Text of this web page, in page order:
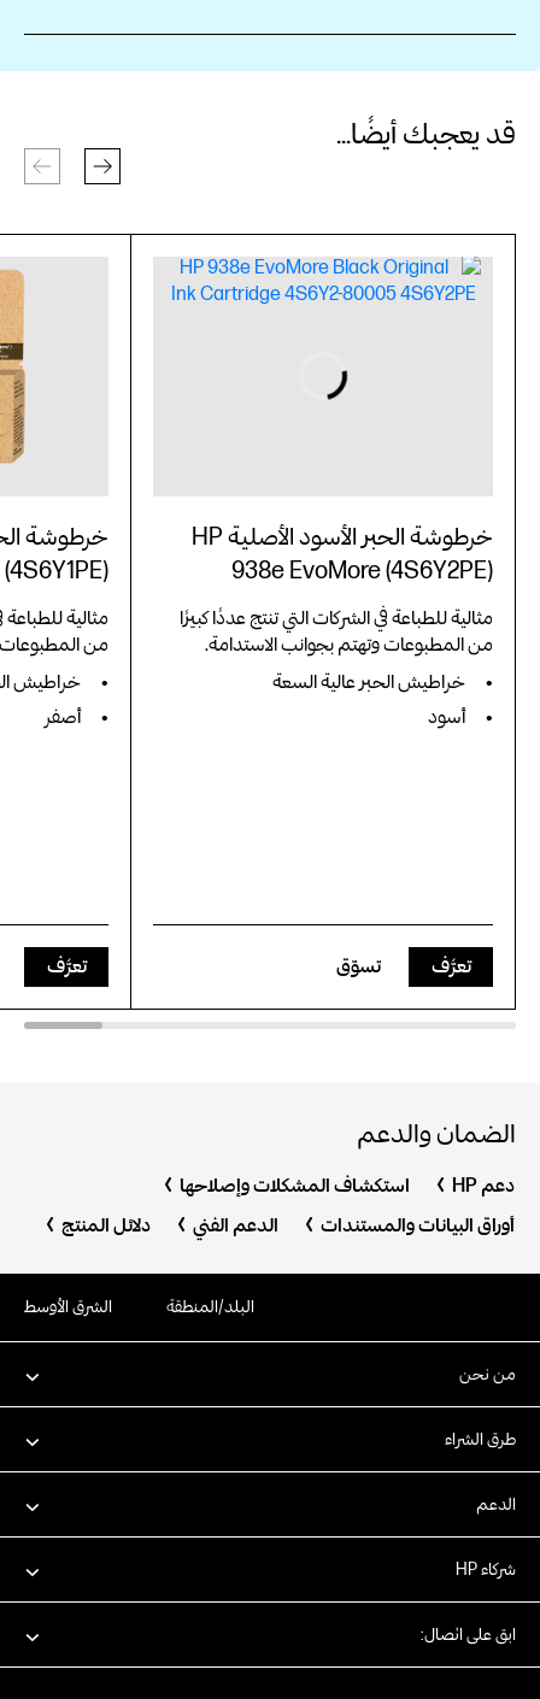
قد يعجبك أيضًا...
مثالية للطباعة
من المطبوعات
خراطيش
أصفر
تعرَّف
خرطوشة الحبر الأسود الأصلية HP
938e EvoMore (4S6Y2PE)
مثالية للطباعة في الشركات التي تنتج عددًا كبيرًا
من المطبوعات وتهتم بجوانب الاستدامة.
خراطيش الحبر عالية السعة
أسود
تعرَّف تسوّق
الضمان والدعم
دعم HP استكشاف المشكلات وإصلاحها
أوراق البيانات والمستندات الدعم الفني دلائل المنتج
البلد/المنطقة الشرق الأوسط
من نحن
طرق الشراء
الدعم
شركاء HP
ابق على اتصال: